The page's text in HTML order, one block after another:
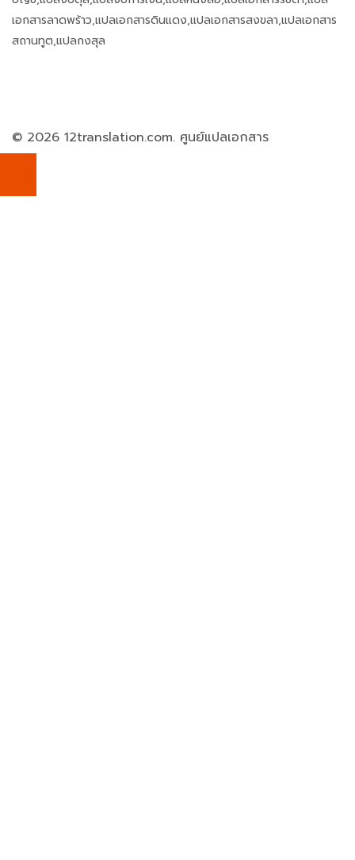
เอกสารลาดพร้าว,แปลเอกสารดินแดง,แปลเอกสารสงขลา,แปลเอกสาร
สถานทูต,แปลกงสุล
© 2026 12translation.com. ศูนย์แปลเอกสาร